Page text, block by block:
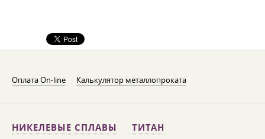
Оплата On-line Калькулятор металлопроката
НИКЕЛЕВЫЕ СПЛАВЫ ТИТАН